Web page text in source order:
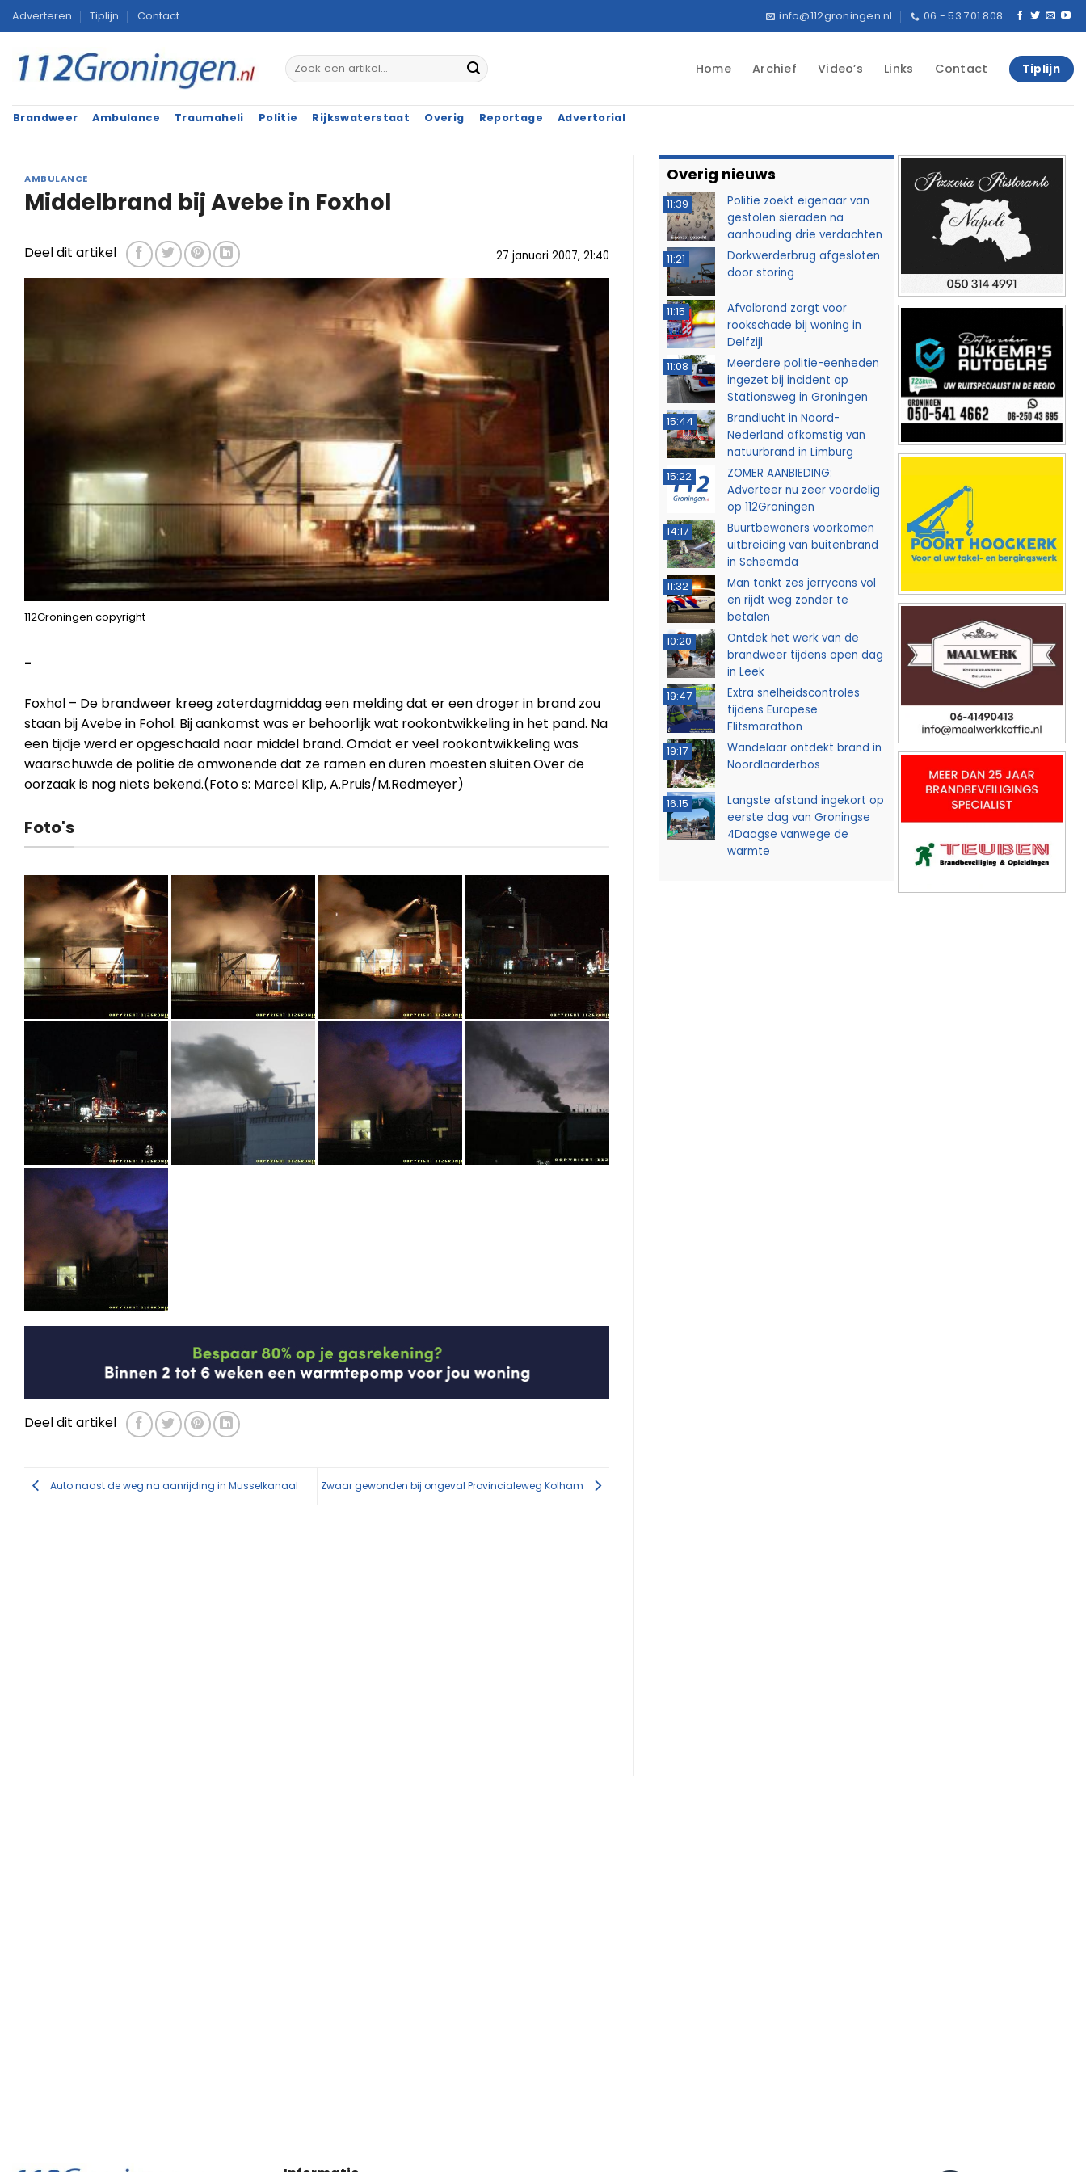
Ga
naar
inhoud
Adverteren Tiplijn Contact info@112groningen.nl 06 - 53 701 808
Home Archief Video’s Links Contact Tiplijn
Brandweer Ambulance Traumaheli Politie Rijkswaterstaat Overig Reportage Advertorial
AMBULANCE
Middelbrand bij Avebe in Foxhol
27 januari 2007, 21:40
Deel dit artikel
112Groningen copyright
-
Foxhol – De brandweer kreeg zaterdagmiddag een melding dat er een droger in brand zou
staan bij Avebe in Fohol. Bij aankomst was er behoorlijk wat rookontwikkeling in het pand. Na
een tijdje werd er opgeschaald naar middel brand. Omdat er veel rookontwikkeling was
waarschuwde de politie de omwonende dat ze ramen en duren moesten sluiten.Over de
oorzaak is nog niets bekend.(Foto s: Marcel Klip, A.Pruis/M.Redmeyer)
Foto's
Deel dit artikel
Auto naast de weg na aanrijding in Musselkanaal Zwaar gewonden bij ongeval Provincialeweg Kolham
Overig nieuws
11:39
Politie zoekt eigenaar van
gestolen sieraden na
aanhouding drie verdachten
11:21
Dorkwerderbrug afgesloten
door storing
11:15
Afvalbrand zorgt voor
rookschade bij woning in
Delfzijl
11:08
Meerdere politie-eenheden
ingezet bij incident op
Stationsweg in Groningen
15:44
Brandlucht in Noord-
Nederland afkomstig van
natuurbrand in Limburg
15:22
ZOMER AANBIEDING:
Adverteer nu zeer voordelig
op 112Groningen
14:17
Buurtbewoners voorkomen
uitbreiding van buitenbrand
in Scheemda
11:32
Man tankt zes jerrycans vol
en rijdt weg zonder te
betalen
10:20
Ontdek het werk van de
brandweer tijdens open dag
in Leek
19:47
Extra snelheidscontroles
tijdens Europese
Flitsmarathon
19:17
Wandelaar ontdekt brand in
Noordlaarderbos
16:15
Langste afstand ingekort op
eerste dag van Groningse
4Daagse vanwege de
warmte